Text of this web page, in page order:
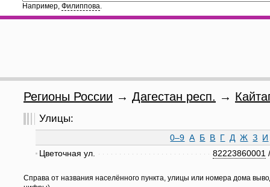
Например, Филиппова.
Регионы России → Дагестан респ. →
Улицы:
0–9 А Б В Г Д Ж З И
82223860001
Цветочная ул.
Справа от названия населённого пункта, улицы или номера дома